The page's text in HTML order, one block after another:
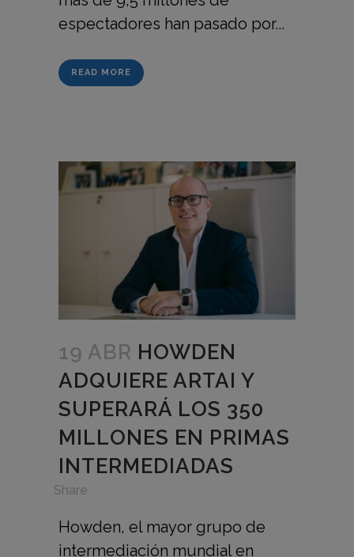
espectadores han pasado por...
READ MORE
19 ABR HOWDEN
ADQUIERE ARTAI Y
SUPERARÁ LOS 350
MILLONES EN PRIMAS
INTERMEDIADAS
Share
Howden, el mayor grupo de
intermediación mundial en